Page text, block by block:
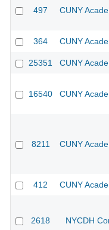
497 CUNY
364 CUNY
25351 CUNY
16540 CUNY
8211 CUNY
412 CUNY
2618 NYCDH